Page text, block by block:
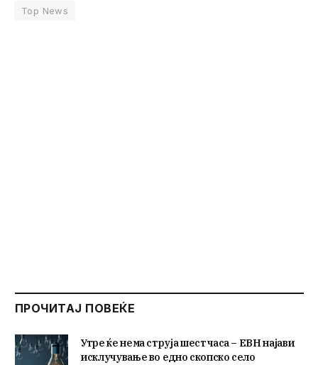
Top News
ПРОЧИТАЈ ПОВЕЌЕ
Утре ќе нема струја шест часа – ЕВН најави
исклучување во едно скопско село